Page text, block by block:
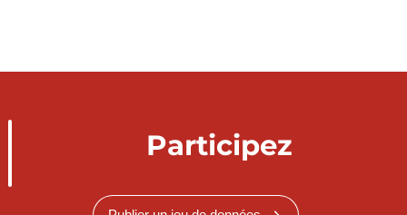
Participez